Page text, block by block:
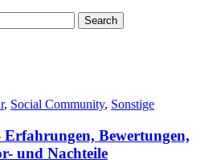
Search
, Social Community, Sonstige
Erfahrungen, Bewertungen,
und Nachteile